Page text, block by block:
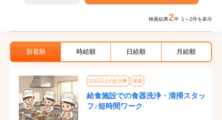
検索結果2中 1～2件を表示
新着順 時給順 日給順 月給順
31日以上のお仕事 派遣
給食施設での食器洗浄・清掃スタッ
フ♪短時間ワーク